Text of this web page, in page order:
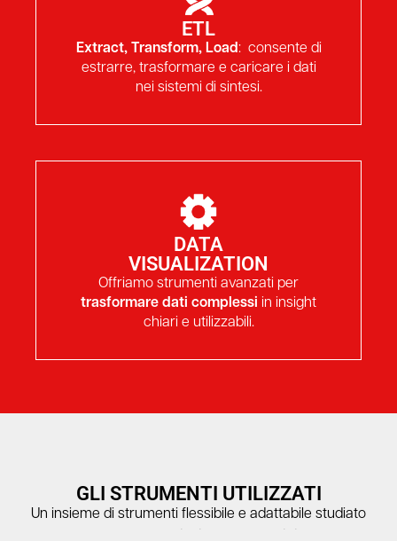
ETL
Extract, Transform, Load: consente di
estrarre, trasformare e caricare i dati
nei sistemi di sintesi.
DATA
VISUALIZATION
Offriamo strumenti avanzati per
trasformare dati complessi in insight
chiari e utilizzabili.
GLI STRUMENTI UTILIZZATI
Un insieme di strumenti flessibile e adattabile studiato